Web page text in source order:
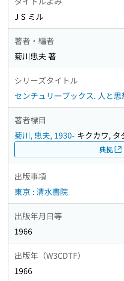
J S ミル
著者・編者
菊川忠夫 著
シリーズタイトル
センチュリーブックス. 人と思
著者標目
菊川, 忠夫, 1930- キクカワ, タ
典拠
出版事項
東京 : 清水書院
出版年月日等
1966
出版年（W3CDTF）
1966